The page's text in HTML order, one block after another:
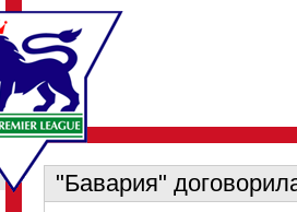
"Бавария"